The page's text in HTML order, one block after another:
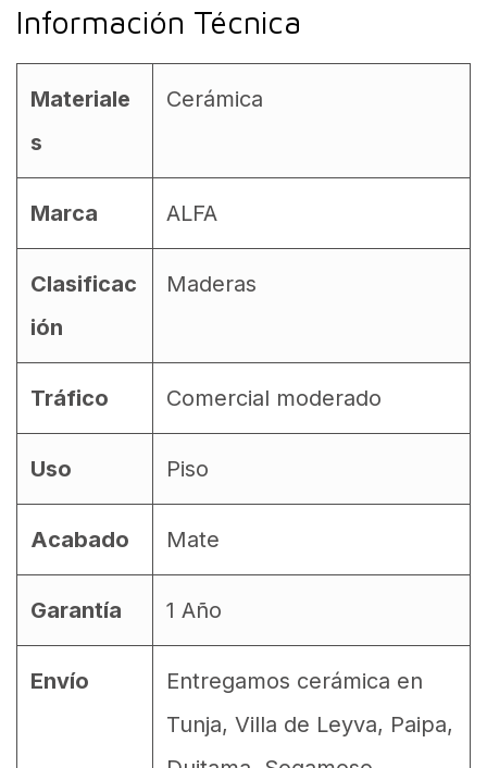
Información Técnica
Materiale
s
Cerámica
Marca ALFA
Clasificac
ión
Maderas
Tráfico Comercial moderado
Uso Piso
Acabado Mate
Garantía 1 Año
Envío
Entregamos cerámica en
Tunja, Villa de Leyva, Paipa,